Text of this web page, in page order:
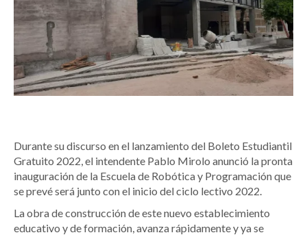
Durante su discurso en el lanzamiento del Boleto Estudiantil
Gratuito 2022, el intendente Pablo Mirolo anunció la pronta
inauguración de la Escuela de Robótica y Programación que
se prevé será junto con el inicio del ciclo lectivo 2022.
La obra de construcción de este nuevo establecimiento
educativo y de formación, avanza rápidamente y ya se